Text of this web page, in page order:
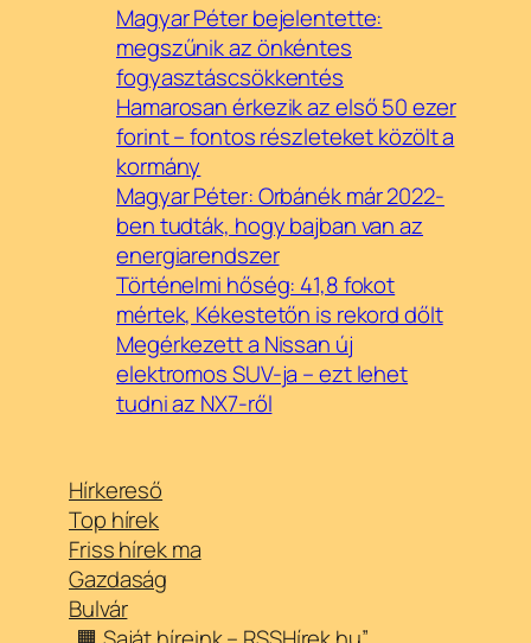
Magyar Péter bejelentette:
megszűnik az önkéntes
fogyasztáscsökkentés
Hamarosan érkezik az első 50 ezer
forint – fontos részleteket közölt a
kormány
Magyar Péter: Orbánék már 2022-
ben tudták, hogy bajban van az
energiarendszer
Történelmi hőség: 41,8 fokot
mértek, Kékestetőn is rekord dőlt
Megérkezett a Nissan új
elektromos SUV-ja – ezt lehet
tudni az NX7-ről
Hírkereső
Top hírek
Friss hírek ma
Gazdaság
Bulvár